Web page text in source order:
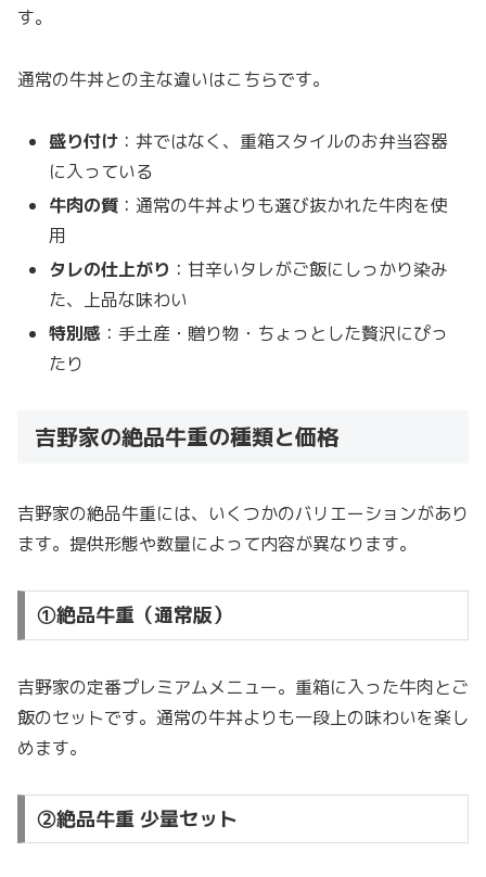
す。
通常の牛丼との主な違いはこちらです。
盛り付け ：丼ではなく、重箱スタイルのお弁当容器
に入っている
牛肉の質 ：通常の牛丼よりも選び抜かれた牛肉を使
用
タレの仕上がり ：甘辛いタレがご飯にしっかり染み
た、上品な味わい
特別感 ：手土産・贈り物・ちょっとした贅沢にぴっ
たり
吉野家の絶品牛重の種類と価格
吉野家の絶品牛重には、いくつかのバリエーションがあり
ます。提供形態や数量によって内容が異なります。
①絶品牛重（通常版）
吉野家の定番プレミアムメニュー。重箱に入った牛肉とご
飯のセットです。通常の牛丼よりも一段上の味わいを楽し
めます。
②絶品牛重 少量セット